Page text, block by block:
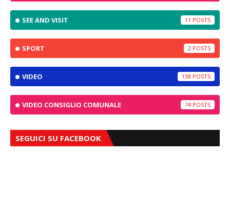
SEE AND VISIT 11
SPORT 2
VIDEO 138
VIDEO CONSIGLIO COMUNALE 74
SEGUICI SU FACEBOOK